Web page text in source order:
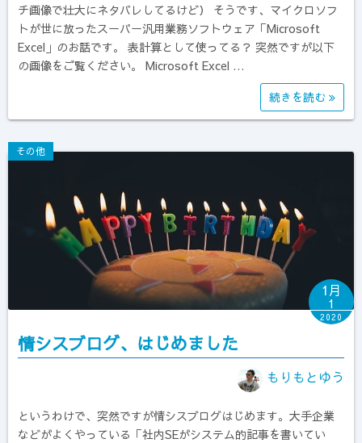
チ画像で壮大にネタバレしてるけど） そうです、マイクロソフ
トが世に放ったスーパー汎用業務ソフトウェア「Microsoft
Excel」のお話です。 表計算として使ってる？ 突然ですが以下
の画像をご覧ください。 Microsoft Excel …
続きを読む
その他
1月
1
2020
情シスブログ、はじめました
もりもとゆう
というわけで、突然ですが情シスブログはじめます。大手企業
などがよくやっている「社内SEがシステム的記事を書いてい